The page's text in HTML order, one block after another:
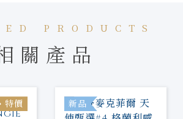
PRODUCTS
關產品
特價 新品